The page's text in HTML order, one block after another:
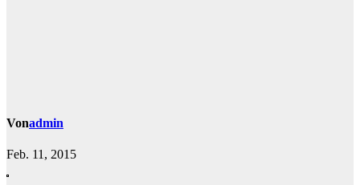
Vonadmin
Feb. 11, 2015